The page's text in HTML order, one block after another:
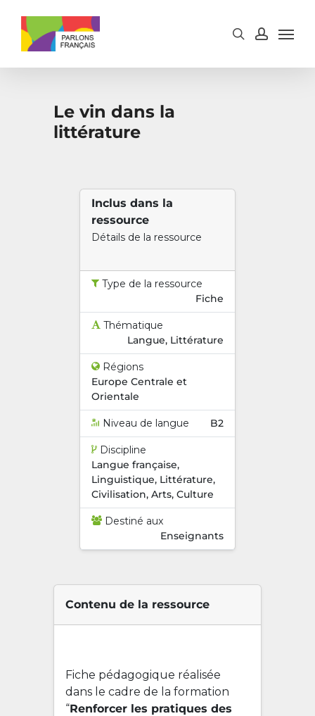
Le vin dans la
littérature
Inclus dans la
ressource
Détails de la ressource
Type de la ressource
Fiche
Thématique
Langue, Littérature
Régions
Europe Centrale et
Orientale
Niveau de langue B2
Discipline
Langue française,
Linguistique, Littérature,
Civilisation, Arts, Culture
Destiné aux
Enseignants
Contenu de la ressource
Fiche pédagogique réalisée
dans le cadre de la formation
“Renforcer les pratiques des